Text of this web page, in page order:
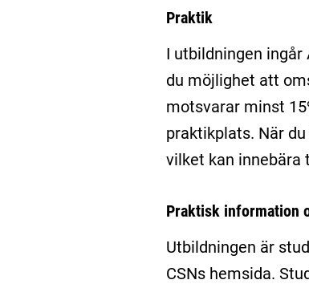
Praktik
I utbildningen
du möjlighet att
motsvarar minst
praktikplats. När
vilket kan innebära
Praktisk information
Utbildningen är
CSNs hemsida.